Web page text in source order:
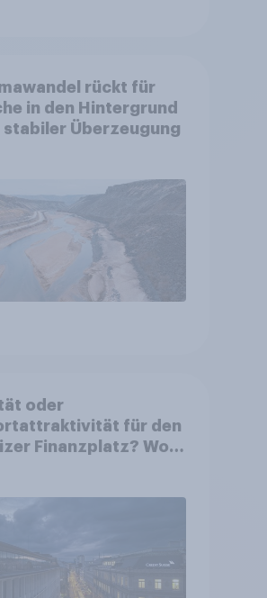
rückt für
in den Hintergrund
Überzeugung
oder
für den
Finanzplatz? Wo
steht